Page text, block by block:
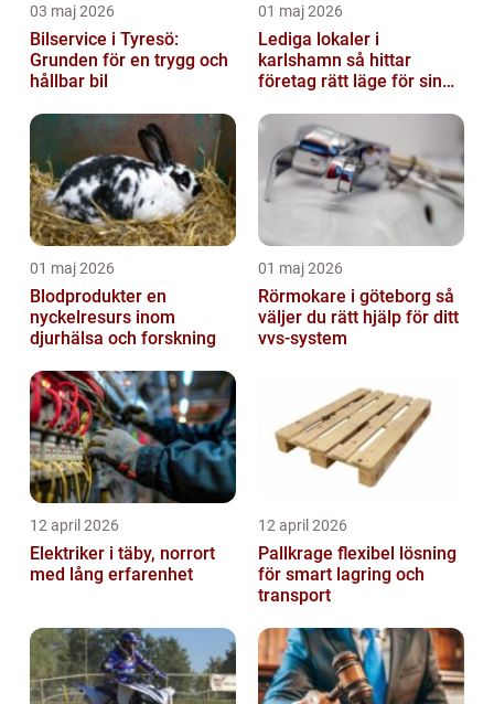
03 maj 2026
Bilservice i Tyresö:
Grunden för en trygg och
hållbar bil
01 maj 2026
Lediga lokaler i
karlshamn så hittar
företag rätt läge för sin
01 maj 2026
Blodprodukter en
nyckelresurs inom
djurhälsa och forskning
01 maj 2026
Rörmokare i göteborg så
väljer du rätt hjälp för ditt
vvs-system
12 april 2026
Elektriker i täby, norrort
med lång erfarenhet
12 april 2026
Pallkrage flexibel lösning
för smart lagring och
transport